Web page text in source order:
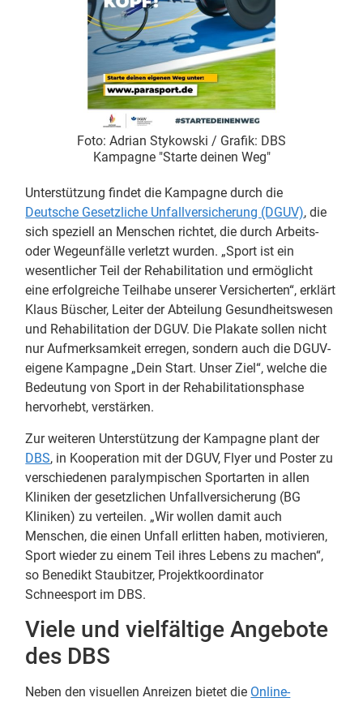
Foto: Adrian Stykowski / Grafik: DBS
Kampagne "Starte deinen Weg"
Unterstützung findet die Kampagne durch die
Deutsche Gesetzliche Unfallversicherung (DGUV), die
sich speziell an Menschen richtet, die durch Arbeits-
oder Wegeunfälle verletzt wurden. „Sport ist ein
wesentlicher Teil der Rehabilitation und ermöglicht
eine erfolgreiche Teilhabe unserer Versicherten“, erklärt
Klaus Büscher, Leiter der Abteilung Gesundheitswesen
und Rehabilitation der DGUV. Die Plakate sollen nicht
nur Aufmerksamkeit erregen, sondern auch die DGUV-
eigene Kampagne „Dein Start. Unser Ziel“, welche die
Bedeutung von Sport in der Rehabilitationsphase
hervorhebt, verstärken.
Zur weiteren Unterstützung der Kampagne plant der
DBS, in Kooperation mit der DGUV, Flyer und Poster zu
verschiedenen paralympischen Sportarten in allen
Kliniken der gesetzlichen Unfallversicherung (BG
Kliniken) zu verteilen. „Wir wollen damit auch
Menschen, die einen Unfall erlitten haben, motivieren,
Sport wieder zu einem Teil ihres Lebens zu machen“,
so Benedikt Staubitzer, Projektkoordinator
Schneesport im DBS.
Viele und vielfältige Angebote
des DBS
Neben den visuellen Anreizen bietet die Online-